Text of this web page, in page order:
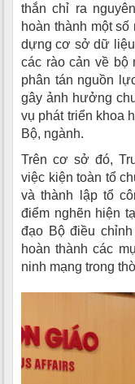
thắn chỉ ra
hoàn thành một
dựng cơ sở dữ liệu
các rào cản về bộ
phân tán nguồn
gây ảnh hưởng
vụ phát triển khoa
Bộ, ngành.
Trên cơ sở đó,
việc kiện toàn tổ
và thành lập tổ
điểm nghẽn hiện
đạo Bộ điều
hoàn thành các
ninh mạng trong